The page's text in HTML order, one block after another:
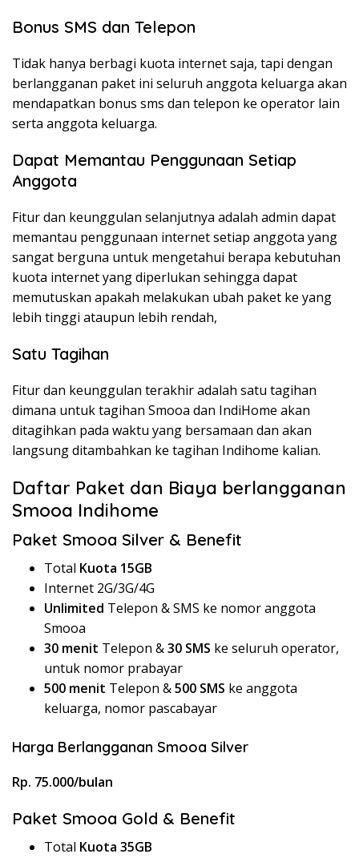
Bonus SMS dan Telepon
Tidak hanya berbagi kuota internet saja, tapi dengan
berlangganan paket ini seluruh anggota keluarga akan
mendapatkan bonus sms dan telepon ke operator lain
serta anggota keluarga.
Dapat Memantau Penggunaan Setiap
Anggota
Fitur dan keunggulan selanjutnya adalah admin dapat
memantau penggunaan internet setiap anggota yang
sangat berguna untuk mengetahui berapa kebutuhan
kuota internet yang diperlukan sehingga dapat
memutuskan apakah melakukan ubah paket ke yang
lebih tinggi ataupun lebih rendah,
Satu Tagihan
Fitur dan keunggulan terakhir adalah satu tagihan
dimana untuk tagihan Smooa dan IndiHome akan
ditagihkan pada waktu yang bersamaan dan akan
langsung ditambahkan ke tagihan Indihome kalian.
Daftar Paket dan Biaya berlangganan
Smooa Indihome
Paket Smooa Silver & Benefit
Total Kuota 15GB
Internet 2G/3G/4G
Unlimited Telepon & SMS ke nomor anggota
Smooa
30 menit Telepon &30 SMS ke seluruh operator,
untuk nomor prabayar
500 menit Telepon &500 SMS ke anggota
keluarga, nomor pascabayar
Harga Berlangganan Smooa Silver
Rp. 75.000/bulan
Paket Smooa Gold & Benefit
Total Kuota 35GB